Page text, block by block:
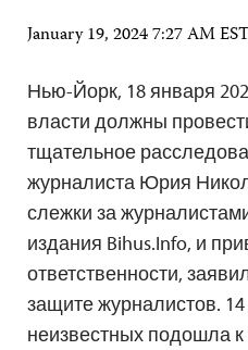
January 19, 2024 7:27 AM
Нью-Йорк, 18 января
власти должны
тщательное
журналиста Юрия
слежки за
издания Bihus.Info, и
ответственности,
защите журналистов.
неизвестных подошла